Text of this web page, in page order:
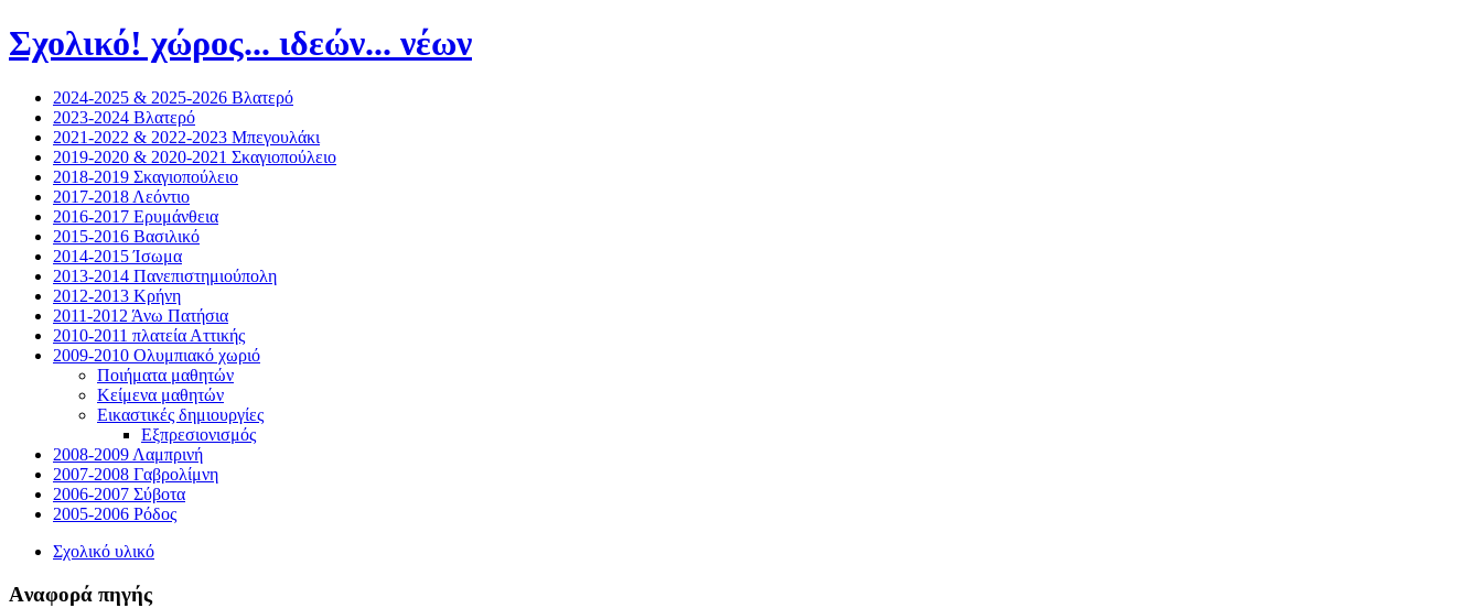
Σχολικό! χώρος... ιδεών... νέων
2024-2025 & 2025-2026 Βλατερό
2023-2024 Βλατερό
2021-2022 & 2022-2023 Μπεγουλάκι
2019-2020 & 2020-2021 Σκαγιοπούλειο
2018-2019 Σκαγιοπούλειο
2017-2018 Λεόντιο
2016-2017 Ερυμάνθεια
2015-2016 Βασιλικό
2014-2015 Ίσωμα
2013-2014 Πανεπιστημιούπολη
2012-2013 Κρήνη
2011-2012 Άνω Πατήσια
2010-2011 πλατεία Αττικής
2009-2010 Ολυμπιακό χωριό
Ποιήματα μαθητών
Κείμενα μαθητών
Εικαστικές δημιουργίες
Εξπρεσιονισμός
2008-2009 Λαμπρινή
2007-2008 Γαβρολίμνη
2006-2007 Σύβοτα
2005-2006 Ρόδος
Σχολικό υλικό
Aναφορά πηγής